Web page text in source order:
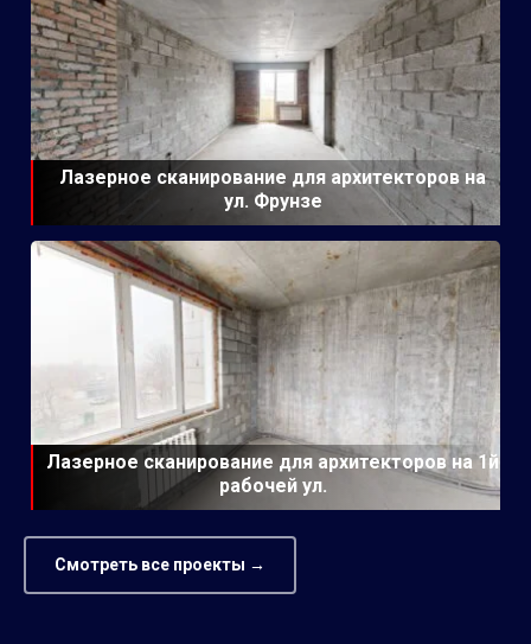
Лазерное сканирование для архитекторов на
ул. Фрунзе
Лазерное сканирование для архитекторов на 1й
рабочей ул.
Смотреть все проекты →